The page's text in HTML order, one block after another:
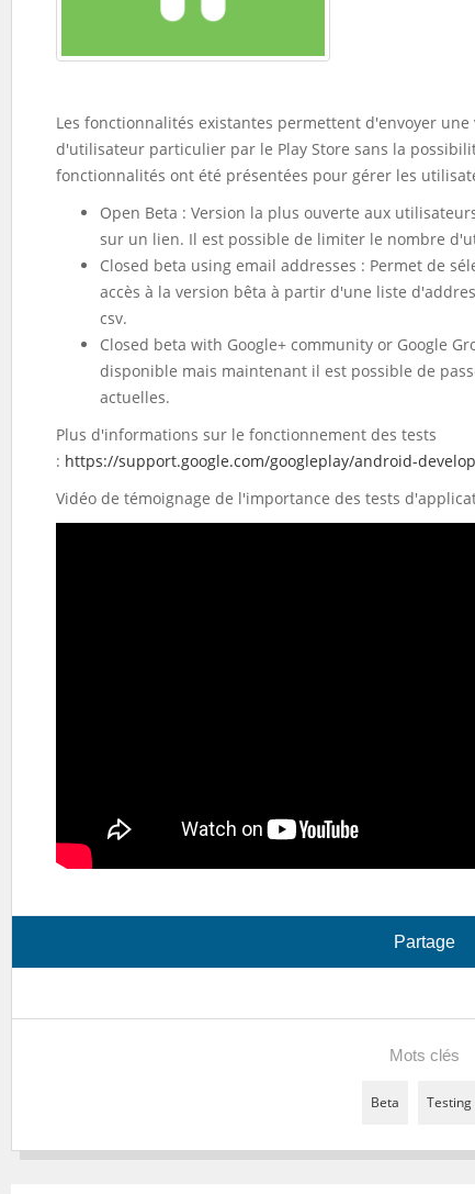
Les fonctionnalités existantes permettent d'envoyer
d'utilisateur particulier par le Play Store sans la
fonctionnalités ont été présentées pour gérer les
Open Beta : Version la plus ouverte aux
sur un lien. Il est possible de limiter le nombre
Closed beta using email addresses : Permet de
accès à la version bêta à partir d'une liste
csv.
Closed beta with Google+ community or Google
disponible mais maintenant il est possible de
actuelles.
Plus d'informations sur le fonctionnement des tests
: https://support.google.com/googleplay/android-
Vidéo de témoignage de l'importance des tests
Partage
Mots clés
Beta Testing